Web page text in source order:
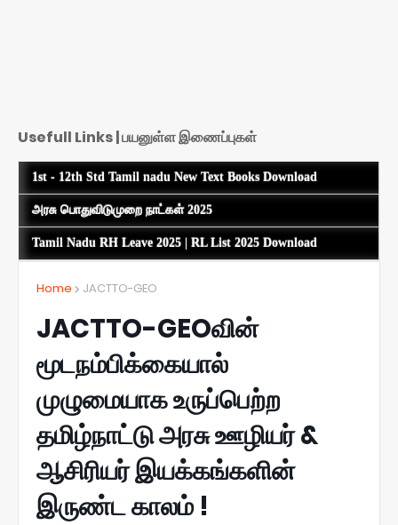
Usefull Links | பயனுள்ள இணைப்புகள்
1st - 12th Std Tamil nadu New Text Books Download
அரசு பொதுவிடுமுறை நாட்கள் 2025
Tamil Nadu RH Leave 2025 | RL List 2025 Download
Home JACTTO-GEO
JACTTO-GEOவின்
மூடநம்பிக்கையால்
முழுமையாக உருப்பெற்ற
தமிழ்நாட்டு அரசு ஊழியர் &
ஆசிரியர் இயக்கங்களின்
இருண்ட காலம் !